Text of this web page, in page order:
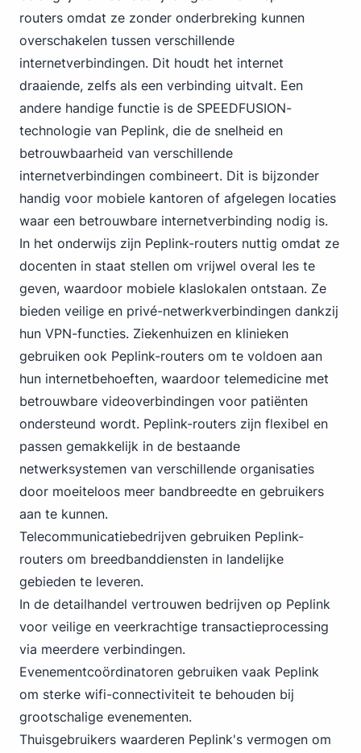
routers omdat ze zonder onderbreking kunnen
overschakelen tussen verschillende
internetverbindingen. Dit houdt het internet
draaiende, zelfs als een verbinding uitvalt. Een
andere handige functie is de SPEEDFUSION-
technologie van Peplink, die de snelheid en
betrouwbaarheid van verschillende
internetverbindingen combineert. Dit is bijzonder
handig voor mobiele kantoren of afgelegen locaties
waar een betrouwbare internetverbinding nodig is.
In het onderwijs zijn Peplink-routers nuttig omdat ze
docenten in staat stellen om vrijwel overal les te
geven, waardoor mobiele klaslokalen ontstaan. Ze
bieden veilige en privé-netwerkverbindingen dankzij
hun VPN-functies. Ziekenhuizen en klinieken
gebruiken ook Peplink-routers om te voldoen aan
hun internetbehoeften, waardoor telemedicine met
betrouwbare videoverbindingen voor patiënten
ondersteund wordt. Peplink-routers zijn flexibel en
passen gemakkelijk in de bestaande
netwerksystemen van verschillende organisaties
door moeiteloos meer bandbreedte en gebruikers
aan te kunnen.
Telecommunicatiebedrijven gebruiken Peplink-
routers om breedbanddiensten in landelijke
gebieden te leveren.
In de detailhandel vertrouwen bedrijven op Peplink
voor veilige en veerkrachtige transactieprocessing
via meerdere verbindingen.
Evenementcoördinatoren gebruiken vaak Peplink
om sterke wifi-connectiviteit te behouden bij
grootschalige evenementen.
Thuisgebruikers waarderen Peplink's vermogen om